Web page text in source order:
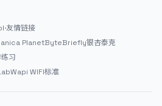
·友情链接
PlanetByteBriefly银杏泰克
习
Wapi WIFI标准